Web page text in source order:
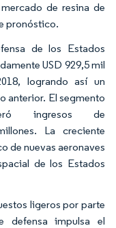
de resina de
pronóstico.
de los Estados
USD 929,5 mil
logrando así un
anterior. El segmento
ingresos de
La creciente
de nuevas aeronaves
de los Estados
ligeros por parte
defensa impulsa el